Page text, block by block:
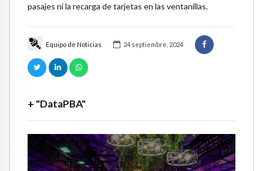
Equipo de Noticias 24 septiembre, 2024
+ "DataPBA"
pasajes ni la recarga de tarjetas en las ventanillas.